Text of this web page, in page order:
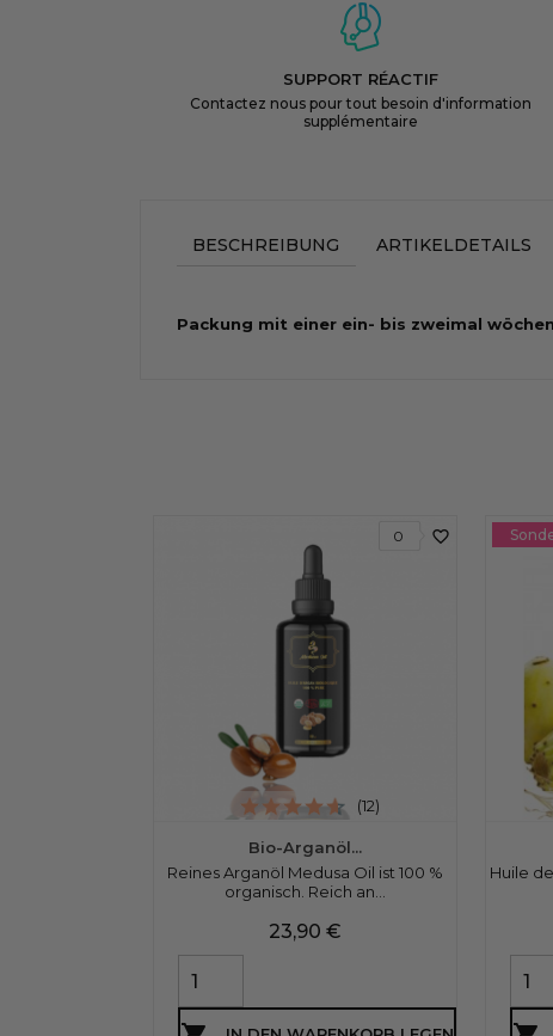
SUPPORT RÉACTIF
Contactez nous pour tout besoin d'information
supplémentaire
BESCHREIBUNG ARTIKELDETAILS
Packung mit einer ein- bis zweimal
Bio-Arganöl...
Reines Arganöl Medusa Oil ist 100 %
organisch. Reich an...
Preis
23,90 €
favorite_border
0
(12)
Huile